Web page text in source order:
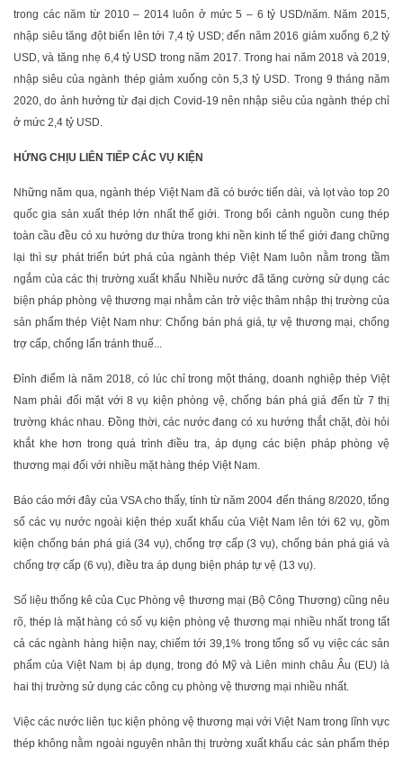
trong các năm từ 2010 – 2014 luôn ở mức 5 – 6 tỷ USD/năm. Năm 2015,
nhập siêu tăng đột biến lên tới 7,4 tỷ USD; đến năm 2016 giảm xuống 6,2 tỷ
USD, và tăng nhẹ 6,4 tỷ USD trong năm 2017. Trong hai năm 2018 và 2019,
nhập siêu của ngành thép giảm xuống còn 5,3 tỷ USD. Trong 9 tháng năm
2020, do ảnh hưởng từ đại dịch Covid-19 nên nhập siêu của ngành thép chỉ
ở mức 2,4 tỷ USD.
HỨNG CHỊU LIÊN TIẾP CÁC VỤ KIỆN
Những năm qua, ngành thép Việt Nam đã có bước tiến dài, và lọt vào top 20
quốc gia sản xuất thép lớn nhất thế giới. Trong bối cảnh nguồn cung thép
toàn cầu đều có xu hướng dư thừa trong khi nền kinh tế thế giới đang chững
lại thì sự phát triển bứt phá của ngành thép Việt Nam luôn nằm trong tầm
ngắm của các thị trường xuất khẩu Nhiều nước đã tăng cường sử dụng các
biện pháp phòng vệ thương mại nhằm cản trở việc thâm nhập thị trường của
sản phẩm thép Việt Nam như: Chống bán phá giá, tự vệ thương mại, chống
trợ cấp, chống lẩn tránh thuế...
Đỉnh điểm là năm 2018, có lúc chỉ trong một tháng, doanh nghiệp thép Việt
Nam phải đối mặt với 8 vụ kiện phòng vệ, chống bán phá giá đến từ 7 thị
trường khác nhau. Đồng thời, các nước đang có xu hướng thắt chặt, đòi hỏi
khắt khe hơn trong quá trình điều tra, áp dụng các biện pháp phòng vệ
thương mại đối với nhiều mặt hàng thép Việt Nam.
Báo cáo mới đây của VSA cho thấy, tính từ năm 2004 đến tháng 8/2020, tổng
số các vụ nước ngoài kiện thép xuất khẩu của Việt Nam lên tới 62 vụ, gồm
kiện chống bán phá giá (34 vụ), chống trợ cấp (3 vụ), chống bán phá giá và
chống trợ cấp (6 vụ), điều tra áp dụng biện pháp tự vệ (13 vụ).
Số liệu thống kê của Cục Phòng vệ thương mại (Bộ Công Thương) cũng nêu
rõ, thép là mặt hàng có số vụ kiện phòng vệ thương mại nhiều nhất trong tất
cả các ngành hàng hiện nay, chiếm tới 39,1% trong tổng số vụ việc các sản
phẩm của Việt Nam bị áp dụng, trong đó Mỹ và Liên minh châu Âu (EU) là
hai thị trường sử dụng các công cụ phòng vệ thương mại nhiều nhất.
Việc các nước liên tục kiện phòng vệ thương mại với Việt Nam trong lĩnh vực
thép không nằm ngoài nguyên nhân thị trường xuất khẩu các sản phẩm thép